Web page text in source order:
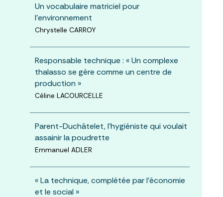
Un vocabulaire matriciel pour
l’environnement
Chrystelle CARROY
Responsable technique : « Un complexe
thalasso se gère comme un centre de
production »
Céline LACOURCELLE
Parent-Duchâtelet, l'hygiéniste qui voulait
assainir la poudrette
Emmanuel ADLER
« La technique, complétée par l'économie
et le social »